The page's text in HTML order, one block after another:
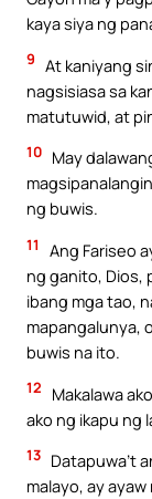
kaya siya ng
9 At kaniyang
nagsisiasa sa
matutuwid, at
10 May
ng buwis.
11
Ang Fariseo
ng ganito, Dios,
ibang mga tao,
mapangalunya,
buwis na ito.
12
Makalawa
ako ng ikapu ng
13 Datapuwa’t
malayo, ay